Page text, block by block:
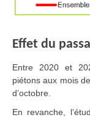
Effet du
Entre 2020 et
piétons aux mois
d’octobre.
En revanche,